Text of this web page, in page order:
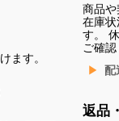
ます。
商品や
在庫
す。
ご確認
配
返品